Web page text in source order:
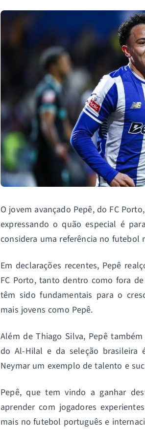
O jovem avançado Pepê, do FC
expressando o quão especial é
considera uma referência no futebol
Em declarações recentes, Pepê
FC Porto, tanto dentro como fora
têm sido fundamentais para o
mais jovens como Pepê.
Além de Thiago Silva, Pepê
do Al-Hilal e da seleção brasileira
Neymar um exemplo de talento e
Pepê, que tem vindo a ganhar
aprender com jogadores
mais no futebol português e